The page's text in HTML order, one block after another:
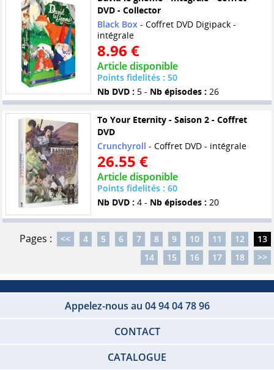
DVD - Collector
Black Box- Coffret DVD Digipack -
intégrale
8.96 €
Article disponible
Points fidelités : 50
Nb DVD : 5 - Nb épisodes : 26
To Your Eternity - Saison 2 - Coffret
DVD
Crunchyroll - Coffret DVD - intégrale
26.55 €
Article disponible
Points fidelités : 60
Nb DVD : 4 - Nb épisodes : 20
Pages : << 4 5 6 7 8 9 10 11 12
13
14
15 16 17 18 >>
Appelez-nous au 04 94 04 78 96
CONTACT
CATALOGUE